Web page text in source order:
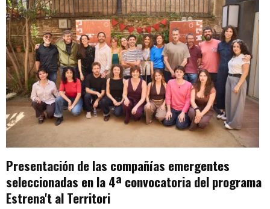
Presentación de las compañías emergentes
seleccionadas en la 4ª convocatoria del programa
Estrena't al Territori